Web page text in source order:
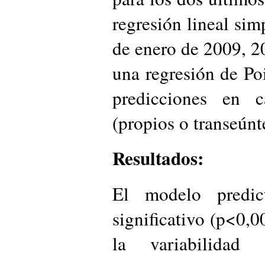
regresión lineal
de enero de 2009,
una regresión de
predicciones en
(propios o
Resultados:
El modelo
significativo
la variabilidad